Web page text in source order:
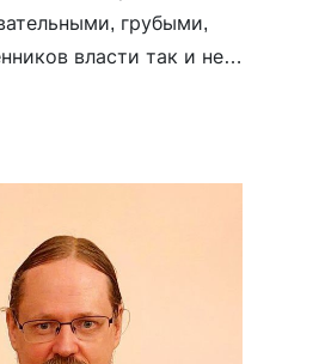
грубыми,
власти так и не